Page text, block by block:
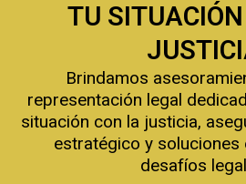
TU
Brindamos
representación legal
situación con la justicia,
estratégico y soluciones
desafíos